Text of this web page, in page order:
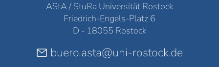
AStA / StuRa Universität Rostock
Friedrich-Engels-Platz 6
D - 18055 Rostock
buero.asta@uni-rostock.de